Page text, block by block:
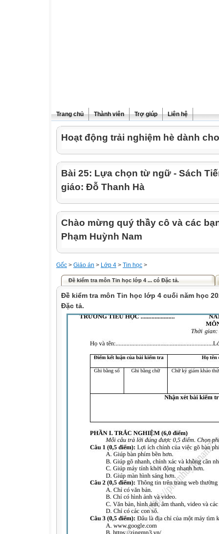
Trang chủ Thành viên Trợ giúp Liên hệ
Hoạt động trải nghiệm hè dành
Bài 25: Lựa chọn từ ngữ - Sách
giáo: Đỗ Thanh Hà
Chào mừng quý thầy cô và các
Phạm Huỳnh Nam
Gốc > Giáo án > Lớp 4 > Tin học >
Đề kiểm tra môn Tin học lớp 4 ... có Đặc tả.
Đề kiểm tra môn Tin học lớp 4 cuối năm học
Đặc tả.